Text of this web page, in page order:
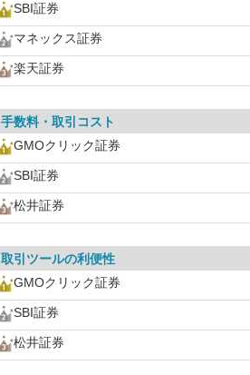
SBI証券
マネックス証券
楽天証券
手数料・取引コスト
GMOクリック証券
SBI証券
松井証券
取引ツールの利便性
GMOクリック証券
SBI証券
松井証券